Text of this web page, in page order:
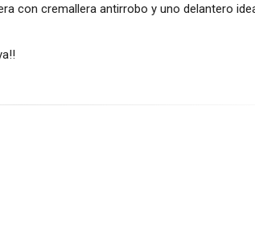
con cremallera antirrobo y uno delantero